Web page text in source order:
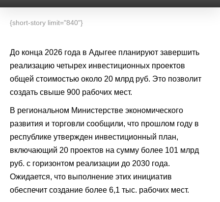
{short-story limit="840"}
До конца 2026 года в Адыгее планируют завершить
реализацию четырех инвестиционных проектов
общей стоимостью около 20 млрд руб. Это позволит
создать свыше 900 рабочих мест.
В региональном Министерстве экономического
развития и торговли сообщили, что прошлом году в
республике утвержден инвестиционный план,
включающий 20 проектов на сумму более 101 млрд
руб. с горизонтом реализации до 2030 года.
Ожидается, что выполнение этих инициатив
обеспечит создание более 6,1 тыс. рабочих мест.